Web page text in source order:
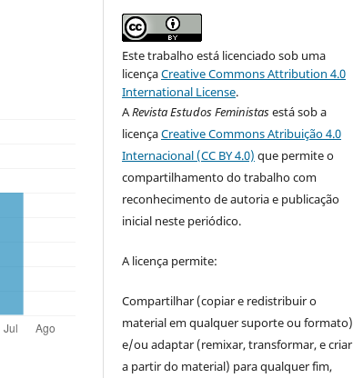
Este trabalho está licenciado sob uma
licençaCreative Commons Attribution 4.0
International License.
ARevista Estudos Feministasestá sob a
licençaCreative Commons Atribuição 4.0
Internacional (CC BY 4.0) que permite o
compartilhamento do trabalho com
reconhecimento de autoria e publicação
inicial neste periódico.
A licença permite:
Compartilhar (copiar e redistribuir o
material em qualquer suporte ou formato)
e/ou adaptar (remixar, transformar, e criar
a partir do material) para qualquer fim,